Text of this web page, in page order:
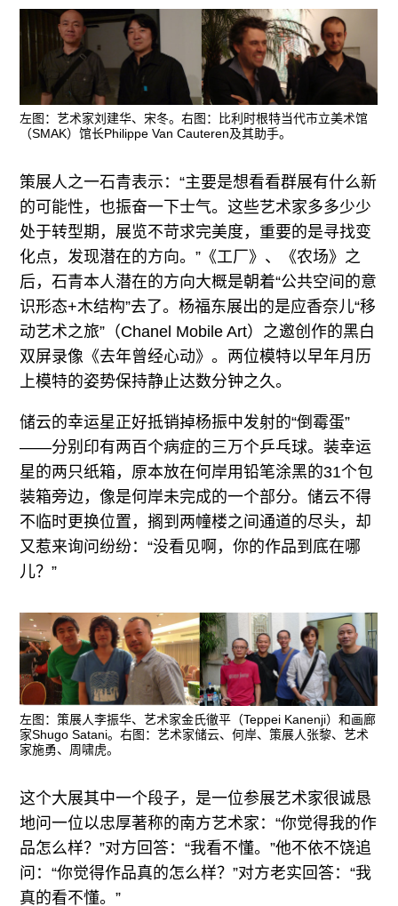
左图：艺术家刘建华、宋冬。右图：比利时根特当代市立美术馆
（SMAK）馆长Philippe Van Cauteren及其助手。
策展人之一石青表示：“主要是想看看群展有什么新
的可能性，也振奋一下士气。这些艺术家多多少少
处于转型期，展览不苛求完美度，重要的是寻找变
化点，发现潜在的方向。”《工厂》、《农场》之
后，石青本人潜在的方向大概是朝着“公共空间的意
识形态+木结构”去了。杨福东展出的是应香奈儿“移
动艺术之旅”（Chanel Mobile Art）之邀创作的黑白
双屏录像《去年曾经心动》。两位模特以早年月历
上模特的姿势保持静止达数分钟之久。
储云的幸运星正好抵销掉杨振中发射的“倒霉蛋”
——分别印有两百个病症的三万个乒乓球。装幸运
星的两只纸箱，原本放在何岸用铅笔涂黑的31个包
装箱旁边，像是何岸未完成的一个部分。储云不得
不临时更换位置，搁到两幢楼之间通道的尽头，却
又惹来询问纷纷：“没看见啊，你的作品到底在哪
儿？”
左图：策展人李振华、艺术家金氏徹平（Teppei Kanenji）和画廊
家Shugo Satani。右图：艺术家储云、何岸、策展人张黎、艺术
家施勇、周啸虎。
这个大展其中一个段子，是一位参展艺术家很诚恳
地问一位以忠厚著称的南方艺术家：“你觉得我的作
品怎么样？”对方回答：“我看不懂。”他不依不饶追
问：“你觉得作品真的怎么样？”对方老实回答：“我
真的看不懂。”